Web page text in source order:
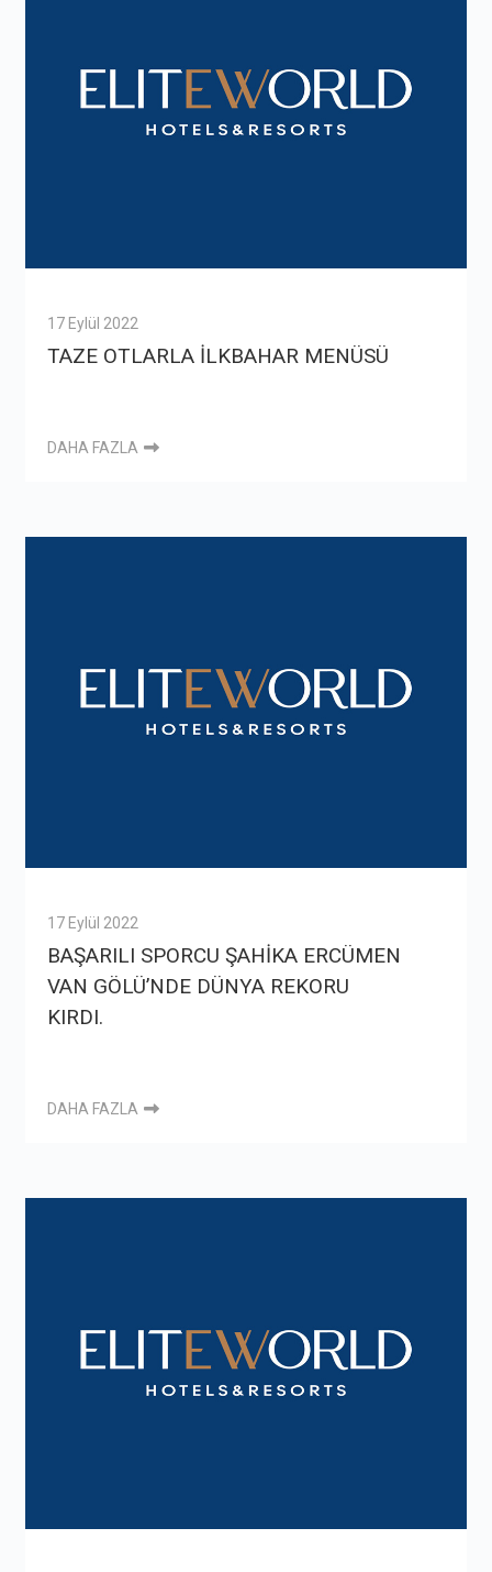
17 Eylül 2022
TAZE OTLARLA İLKBAHAR MENÜSÜ
DAHA FAZLA
17 Eylül 2022
BAŞARILI SPORCU ŞAHİKA ERCÜMEN
VAN GÖLÜ’NDE DÜNYA REKORU
KIRDI.
DAHA FAZLA